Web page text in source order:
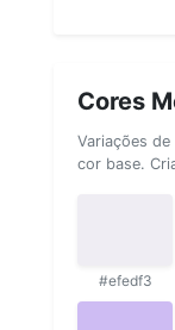
Cores
Variações
cor base.
#efedf3